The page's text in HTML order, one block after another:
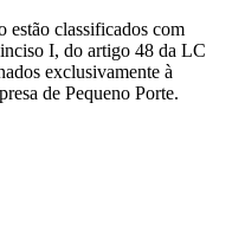
estão classificados com
I, do artigo 48 da LC
exclusivamente à
de Pequeno Porte.